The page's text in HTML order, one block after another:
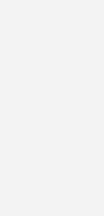
Medizin hinweg
Gesundheit und
eine Brücke zu
Sozialarbeit,
werden
am Beispiel des
Hubert